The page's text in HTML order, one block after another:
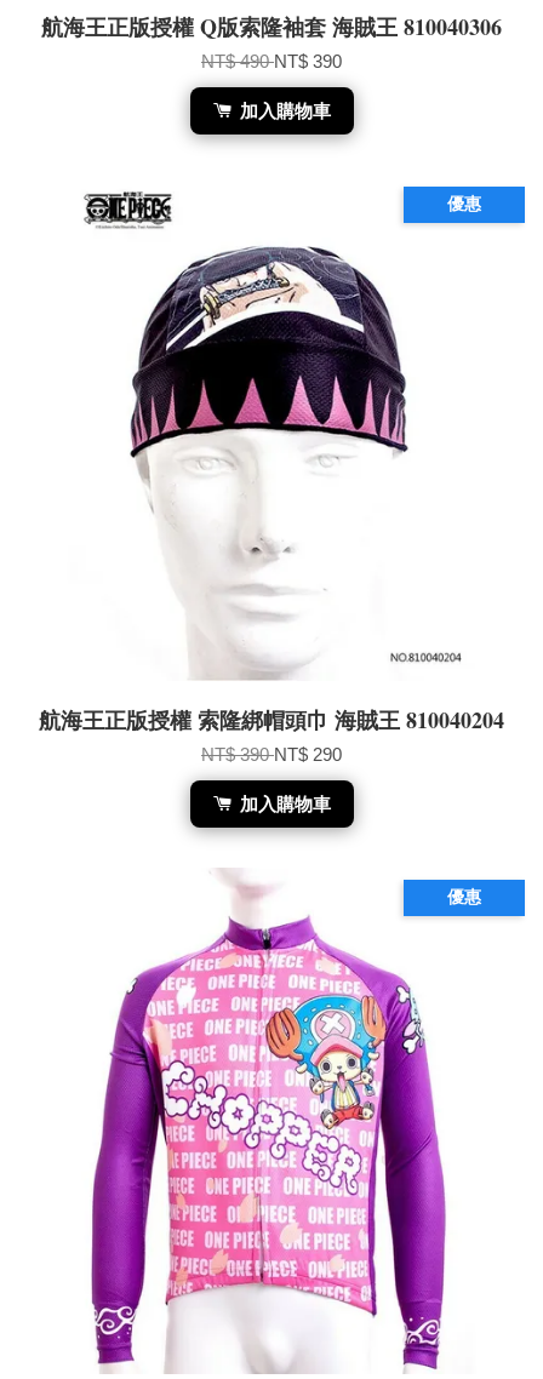
航海王正版授權 Q版索隆袖套 海賊王 810040306
NT$ 490NT$ 390
加入購物車
優惠
航海王正版授權 索隆綁帽頭巾 海賊王 810040204
NT$ 390NT$ 290
加入購物車
優惠